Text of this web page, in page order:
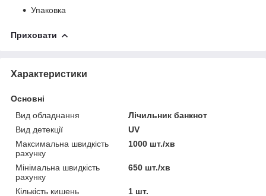
Упаковка
Приховати
Характеристики
Основні
Вид обладнання
Лічильник банкнот
Вид детекції
UV
Максимальна швидкість
рахунку
1000 шт./хв
Мінімальна швидкість
рахунку
650 шт./хв
Кількість кишень
1 шт.